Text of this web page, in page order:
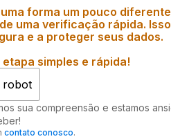
forma um pouco
uma verificação rápida.
e a proteger seus dados.
simples e rápida!
robot
sua compreensão e estamos
contato conosco.